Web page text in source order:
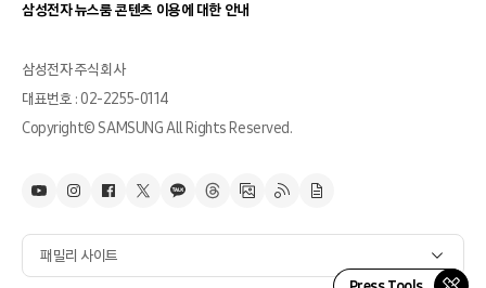
삼성전자 뉴스룸 콘텐츠 이용에 대한 안내
삼성전자 주식회사
대표번호 : 02-2255-0114
Copyright© SAMSUNG All Rights Reserved.
패밀리 사이트